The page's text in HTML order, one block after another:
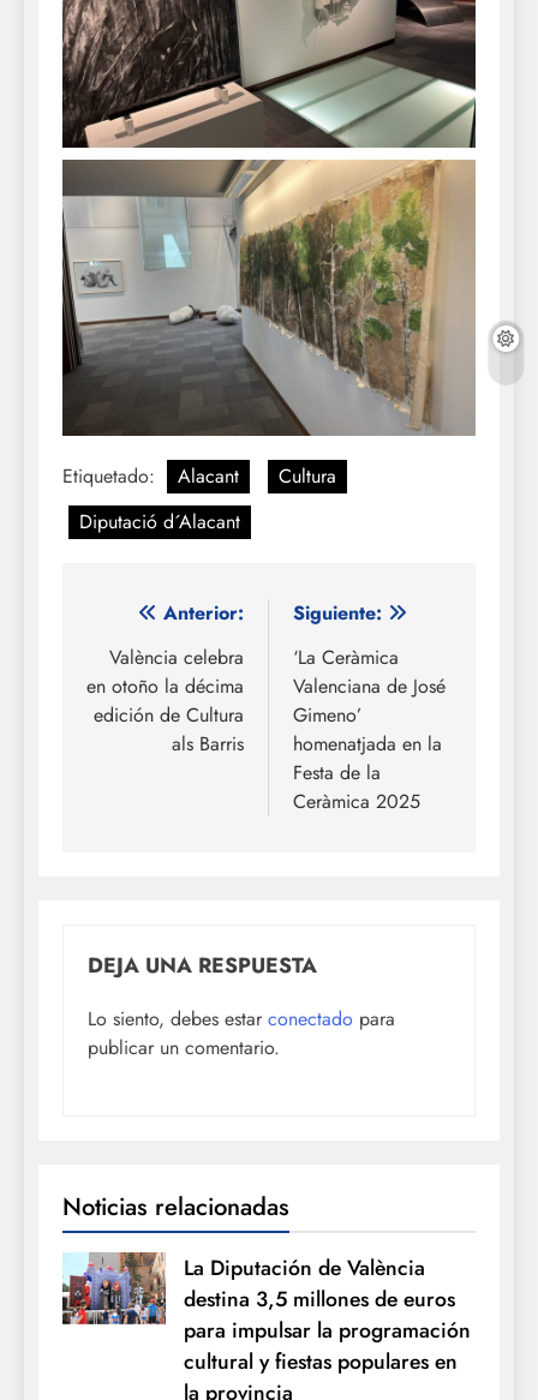
Etiquetado: Alacant
Cultura
Diputació d´Alacant
Navegación
de
entradas
Anterior:
València celebra
en otoño la décima
edición de Cultura
als Barris
Siguiente:
‘La Ceràmica
Valenciana de José
Gimeno’
homenatjada en la
Festa de la
Ceràmica 2025
DEJA UNA RESPUESTA
Lo siento, debes estar conectado para
publicar un comentario.
Noticias relacionadas
La Diputación de València
destina 3,5 millones de euros
para impulsar la programación
cultural y fiestas populares en
la provincia